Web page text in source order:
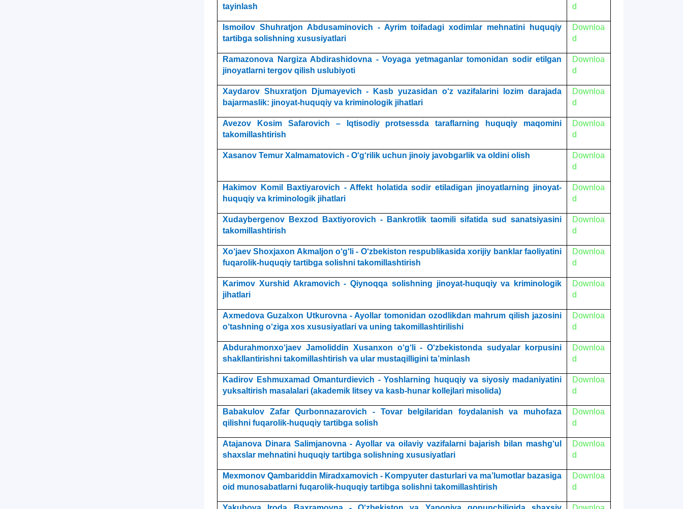
tayinlash
d
Ismoilov Shuhratjon Abdusaminovich - Ayrim toifadagi xodimlar mehnatini huquqiy
tartibga solishning xususiyatlari
Downloa
d
Ramazonova Nargiza Abdirashidovna - Voyaga yetmaganlar tomonidan sodir etilgan
jinoyatlarni tergov qilish uslubiyoti
Downloa
d
Xaydarov Shuxratjon Djumayevich - Kasb yuzasidan o‘z vazifalarini lozim darajada
bajarmaslik: jinoyat-huquqiy va kriminologik jihatlari
Downloa
d
Avezov Kosim Safarovich – Iqtisodiy protsessda taraflarning huquqiy maqomini
takomillashtirish
Downloa
d
Xasanov Temur Xalmamatovich - O‘g‘rilik uchun jinoiy javobgarlik va oldini olish
Downloa
d
Hakimov Komil Baxtiyarovich - Affekt holatida sodir etiladigan jinoyatlarning jinoyat-
huquqiy va kriminologik jihatlari
Downloa
d
Xudaybergenov Bexzod Baxtiyorovich - Bankrotlik taomili sifatida sud sanatsiyasini
takomillashtirish
Downloa
d
Xo‘jaev Shoxjaxon Akmaljon o‘g‘li - O‘zbekiston respublikasida xorijiy banklar faoliyatini
fuqarolik-huquqiy tartibga solishni takomillashtirish
Downloa
d
Karimov Xurshid Akramovich - Qiynoqqa solishning jinoyat-huquqiy va kriminologik
jihatlari
Downloa
d
Axmedova Guzalxon Utkurovna - Ayollar tomonidan ozodlikdan mahrum qilish jazosini
o‘tashning o‘ziga xos xususiyatlari va uning takomillashtirilishi
Downloa
d
Abdurahmonxo‘jaev Jamoliddin Xusanxon o‘g‘li - O‘zbekistonda sudyalar korpusini
shakllantirishni takomillashtirish va ular mustaqilligini ta’minlash
Downloa
d
Kadirov Eshmuxamad Omanturdievich - Yoshlarning huquqiy va siyosiy madaniyatini
yuksaltirish masalalari (akademik litsey va kasb-hunar kollejlari misolida)
Downloa
d
Babakulov Zafar Qurbonnazarovich - Tovar belgilaridan foydalanish va muhofaza
qilishni fuqarolik-huquqiy tartibga solish
Downloa
d
Atajanova Dinara Salimjanovna - Ayollar va oilaviy vazifalarni bajarish bilan mashg‘ul
shaxslar mehnatini huquqiy tartibga solishning xususiyatlari
Downloa
d
Mexmonov Qambariddin Miradxamovich - Kompyuter dasturlari va ma’lumotlar bazasiga
oid munosabatlarni fuqarolik-huquqiy tartibga solishni takomillashtirish
Downloa
d